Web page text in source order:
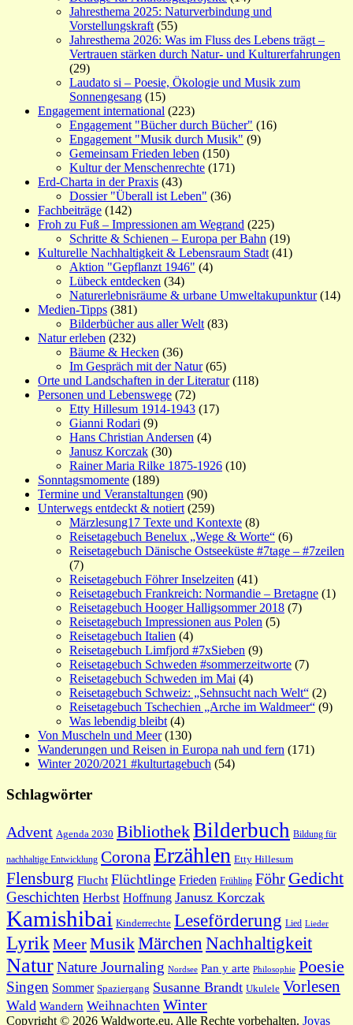
Jahresthema 2025: Naturverbindung und
Vorstellungskraft (55)
Jahresthema 2026: Was im Fluss des Lebens trägt –
Vertrauen stärken durch Natur- und Kulturerfahrungen
(29)
Laudato si – Poesie, Ökologie und Musik zum
Sonnengesang (15)
Engagement international (223)
Engagement "Bücher durch Bücher" (16)
Engagement "Musik durch Musik" (9)
Gemeinsam Frieden leben (150)
Kultur der Menschenrechte (171)
Erd-Charta in der Praxis (43)
Dossier "Überall ist Leben" (36)
Fachbeiträge (142)
Froh zu Fuß – Impressionen am Wegrand (225)
Schritte & Schienen – Europa per Bahn (19)
Kulturelle Nachhaltigkeit & Lebensraum Stadt (41)
Aktion "Gepflanzt 1946" (4)
Lübeck entdecken (34)
Naturerlebnisräume & urbane Umweltakupunktur(14)
Medien-Tipps (381)
Bilderbücher aus aller Welt (83)
Natur erleben (232)
Bäume & Hecken (36)
Im Gespräch mit der Natur(65)
Orte und Landschaften in der Literatur(118)
Personen und Lebenswege (72)
Etty Hillesum 1914-1943 (17)
Gianni Rodari (9)
Hans Christian Andersen (4)
Janusz Korczak (30)
Rainer Maria Rilke 1875-1926 (10)
Sonntagsmomente (189)
Termine und Veranstaltungen (90)
Unterwegs entdeckt & notiert (259)
Märzlesung17 Texte und Kontexte (8)
Reisetagebuch Benelux „Wege & Worte“ (6)
Reisetagebuch Dänische Ostseeküste #7tage – #7zeilen
(7)
Reisetagebuch Föhrer Inselzeiten (41)
Reisetagebuch Frankreich: Normandie – Bretagne (1)
Reisetagebuch Hooger Halligsommer 2018 (7)
Reisetagebuch Impressionen aus Polen (5)
Reisetagebuch Italien (4)
Reisetagebuch Limfjord #7xSieben (9)
Reisetagebuch Schweden #sommerzeitworte (7)
Reisetagebuch Schweden im Mai (4)
Reisetagebuch Schweiz: „Sehnsucht nach Welt“ (2)
Reisetagebuch Tschechien „Arche im Waldmeer“ (9)
Was lebendig bleibt (4)
Von Muscheln und Meer(130)
Wanderungen und Reisen in Europa nah und fern (171)
Winter 2020/2021 #kulturtagebuch (54)
Schlagwörter
Advent Agenda 2030 BibliothekBilderbuch Bildung für
nachhaltige Entwicklung Corona Erzählen Etty Hillesum
Flensburg Flucht Flüchtlinge Frieden Frühling Föhr Gedicht
Geschichten Herbst Hoffnung Janusz Korczak
Kamishibai Kinderrechte Leseförderung Lied Lieder
Lyrik MeerMusikMärchen Nachhaltigkeit
NaturNature Journaling Nordsee Pan y arte Philosophie Poesie
Singen Sommer Spaziergang Susanne Brandt Ukulele Vorlesen
Wald Wandern Weihnachten Winter
Copyright © 2026 Waldworte.eu. Alle Rechte vorbehalten. Joyas